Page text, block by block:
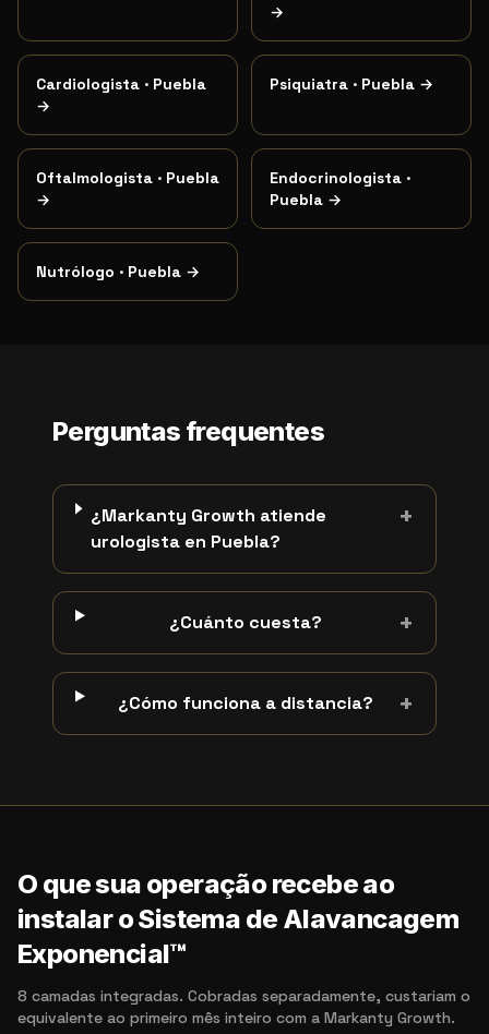
→
Cardiologista · Puebla
→
Psiquiatra · Puebla →
Oftalmologista · Puebla
→
Endocrinologista ·
Puebla →
Nutrólogo · Puebla →
Perguntas frequentes
¿Markanty Growth atiende
urologista en Puebla?
+
¿Cuánto cuesta? +
¿Cómo funciona a distancia? +
O que sua operação recebe ao
instalar o Sistema de Alavancagem
Exponencial™
8 camadas integradas. Cobradas separadamente, custariam o
equivalente ao primeiro mês inteiro com a Markanty Growth.